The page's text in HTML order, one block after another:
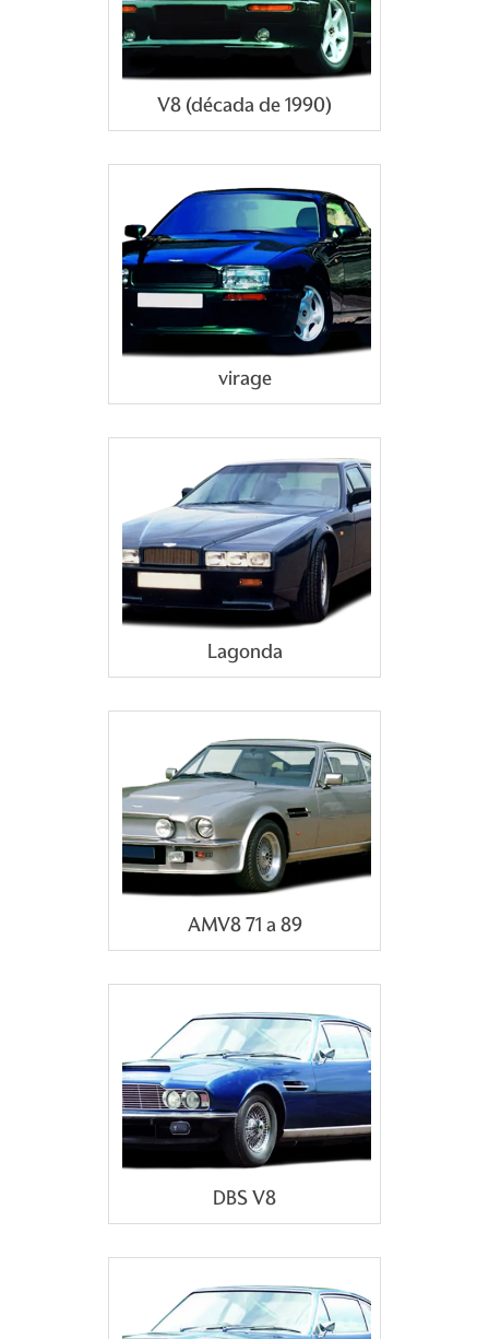
V8 (década de 1990)
virage
Lagonda
AMV8 71 a 89
DBS V8